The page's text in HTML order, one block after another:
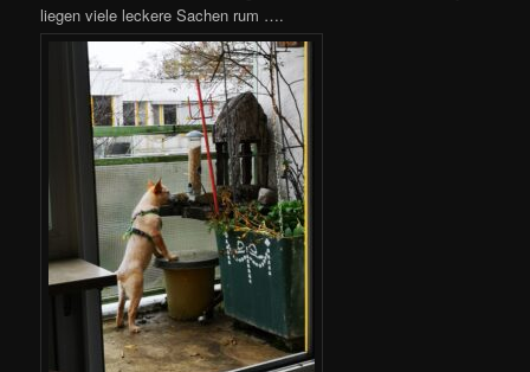
liegen viele leckere Sachen rum ….